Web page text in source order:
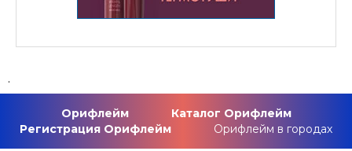
.
Орифлейм
Каталог Орифлейм
Регистрация Орифлейм
Орифлейм в городах